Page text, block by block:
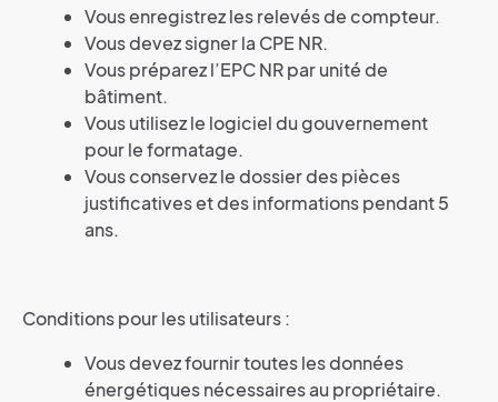
Vous enregistrez les relevés de compteur.
Vous devez signer la CPE NR.
Vous préparez l’EPC NR par unité de
bâtiment.
Vous utilisez le logiciel du gouvernement
pour le formatage.
Vous conservez le dossier des pièces
justificatives et des informations pendant 5
ans.
Conditions pour les utilisateurs :
Vous devez fournir toutes les données
énergétiques nécessaires au propriétaire.